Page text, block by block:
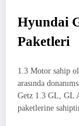
Hyundai
Paketleri
1.3 Motor sahip
arasında
Getz 1.3 GL, GL
paketlerine